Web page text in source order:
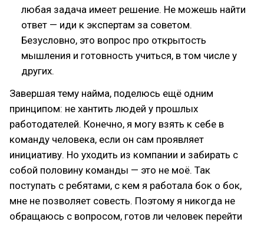
любая задача имеет решение. Не можешь найти
ответ — иди к экспертам за советом.
Безусловно, это вопрос про открытость
мышления и готовность учиться, в том числе у
других.
Завершая тему найма, поделюсь ещё одним
принципом: не хантить людей у прошлых
работодателей. Конечно, я могу взять к себе в
команду человека, если он сам проявляет
инициативу. Но уходить из компании и забирать с
собой половину команды — это не моё. Так
поступать с ребятами, с кем я работала бок о бок,
мне не позволяет совесть. Поэтому я никогда не
обращаюсь с вопросом, готов ли человек перейти